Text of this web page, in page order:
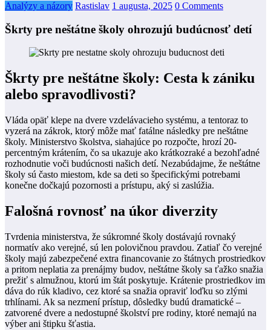
Analýzy a názory Rastislav 1 augusta, 2025 0 Comments
Škrty pre neštátne školy ohrozujú budúcnosť detí
Škrty pre neštátne školy: Cesta k zániku
alebo spravodlivosti?
Vláda opäť klepe na dvere vzdelávacieho systému, a tentoraz to
vyzerá na zákrok, ktorý môže mať fatálne následky pre neštátne
školy. Ministerstvo školstva, siahajúce po rozpočte, hrozí 20-
percentným krátením, čo sa ukazuje ako krátkozraké a bezohľadné
rozhodnutie voči budúcnosti našich detí. Nezabúdajme, že neštátne
školy sú často miestom, kde sa deti so špecifickými potrebami
konečne dočkajú pozornosti a prístupu, aký si zaslúžia.
Falošná rovnosť na úkor diverzity
Tvrdenia ministerstva, že súkromné školy dostávajú rovnaký
normatív ako verejné, sú len polovičnou pravdou. Zatiaľ čo verejné
školy majú zabezpečené extra financovanie zo štátnych prostriedkov
a pritom neplatia za prenájmy budov, neštátne školy sa ťažko snažia
prežiť s almužnou, ktorú im štát poskytuje. Krátenie prostriedkov im
dáva do rúk kladivo, cez ktoré sa snažia opraviť loďku so zlými
trhlínami. Ak sa nezmení prístup, dôsledky budú dramatické –
zatvorené dvere a nedostupné školství pre rodiny, ktoré nemajú na
výber ani štipku šťastia.